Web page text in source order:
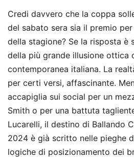
Credi davvero che la coppa
del sabato sera sia il premio
della stagione? Se la risposta è
della più grande illusione ottica
contemporanea italiana. La
per certi versi, affascinante.
accapiglia sui social per un
Smith o per una battuta
Lucarelli, il destino di Ballando
2024 è già scritto nelle pieghe
logiche di posizionamento dei